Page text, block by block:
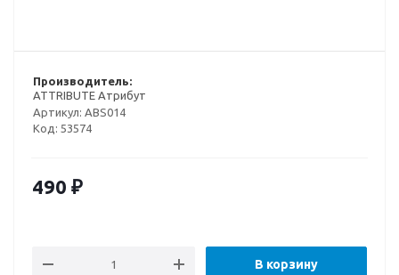
Производитель:
ATTRIBUTE Атрибут
Артикул: ABS014
Код: 53574
490 ₽
В корзину